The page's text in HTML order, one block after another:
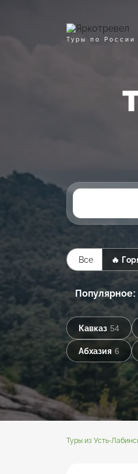
Туры по России
Все 🔥
Популярное:
Кавказ 54
Абхазия 6
Туры из Усть-